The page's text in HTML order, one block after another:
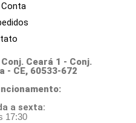
Conta
Ceará 1 - Conj.
- CE, 60533-672
a sexta:
17:30